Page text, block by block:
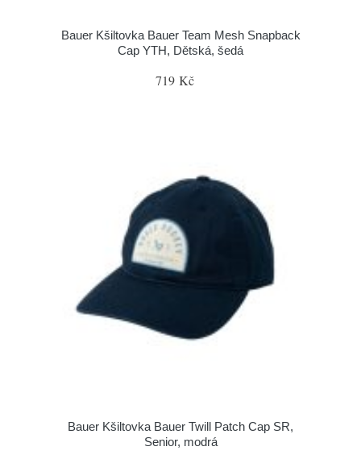
Bauer Kšiltovka Bauer Team Mesh Snapback
Cap YTH, Dětská, šedá
719 Kč
Bauer Kšiltovka Bauer Twill Patch Cap SR,
Senior, modrá